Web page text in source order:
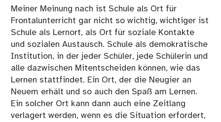
Meiner Meinung nach ist Schule als Ort für
Frontalunterricht gar nicht so wichtig, wichtiger ist
Schule als Lernort, als Ort für soziale Kontakte
und sozialen Austausch. Schule als demokratische
Institution, in der jeder Schüler, jede Schülerin und
alle dazwischen Mitentscheiden können, wie das
Lernen stattfindet. Ein Ort, der die Neugier an
Neuem erhält und so auch den Spaß am Lernen.
Ein solcher Ort kann dann auch eine Zeitlang
verlagert werden, wenn es die Situation erfordert,